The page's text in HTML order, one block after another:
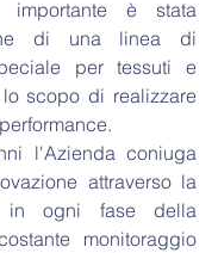
importante è stata
di una linea di
per tessuti e
scopo di realizzare
l'Azienda coniuga
attraverso la
in ogni fase della
monitoraggio